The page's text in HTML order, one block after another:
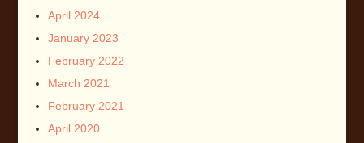
April 2024
January 2023
February 2022
March 2021
February 2021
April 2020